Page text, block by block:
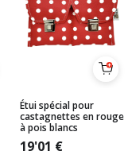
Étui spécial pour
castagnettes en rouge
à pois blancs
19'01 €